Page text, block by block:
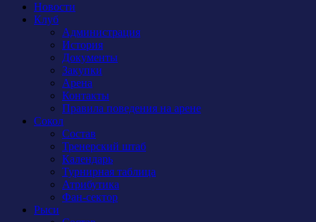
Новости
Клуб
Администрация
История
Документы
Закупки
Арена
Контакты
Правила поведения на арене
Сокол
Состав
Тренерский штаб
Календарь
Турнирная таблица
Атрибутика
Фан-сектор
Рыси